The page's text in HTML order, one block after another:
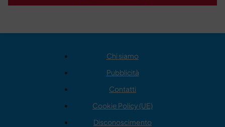
Chi siamo
Pubblicità
Contatti
Cookie Policy (UE)
Disconoscimento